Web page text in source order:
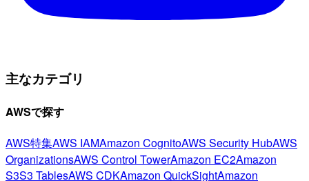
主なカテゴリ
AWSで探す
AWS特集AWS IAMAmazon CognitoAWS Security HubAWS
OrganizationsAWS Control TowerAmazon EC2Amazon
S3S3 TablesAWS CDKAmazon QuickSightAmazon